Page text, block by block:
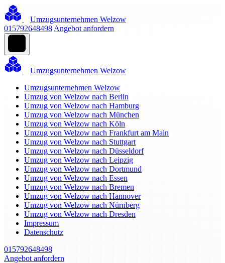
Umzugsunternehmen Welzow
015792648498 Angebot anfordern
Umzugsunternehmen Welzow
Umzugsunternehmen Welzow
Umzug von Welzow nach Berlin
Umzug von Welzow nach Hamburg
Umzug von Welzow nach München
Umzug von Welzow nach Köln
Umzug von Welzow nach Frankfurt am Main
Umzug von Welzow nach Stuttgart
Umzug von Welzow nach Düsseldorf
Umzug von Welzow nach Leipzig
Umzug von Welzow nach Dortmund
Umzug von Welzow nach Essen
Umzug von Welzow nach Bremen
Umzug von Welzow nach Hannover
Umzug von Welzow nach Nürnberg
Umzug von Welzow nach Dresden
Impressum
Datenschutz
015792648498
Angebot anfordern